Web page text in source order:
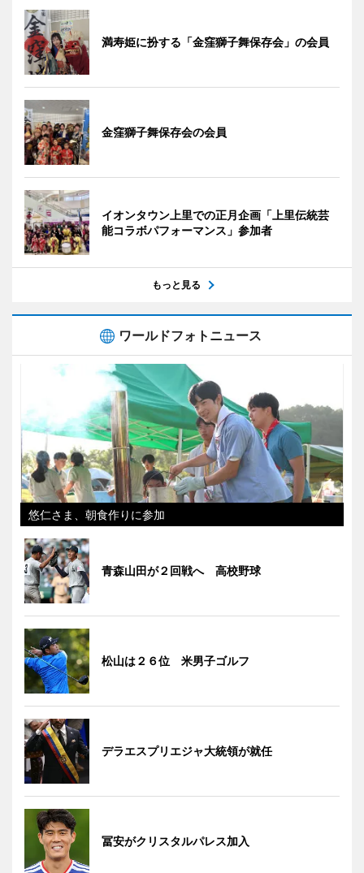
満寿姫に扮する「金窪獅子舞保存会」の会員
金窪獅子舞保存会の会員
イオンタウン上里での正月企画「上里伝統芸
能コラボパフォーマンス」参加者
もっと見る
ワールドフォトニュース
悠仁さま、朝食作りに参加
青森山田が２回戦へ 高校野球
松山は２６位 米男子ゴルフ
デラエスプリエジャ大統領が就任
冨安がクリスタルパレス加入